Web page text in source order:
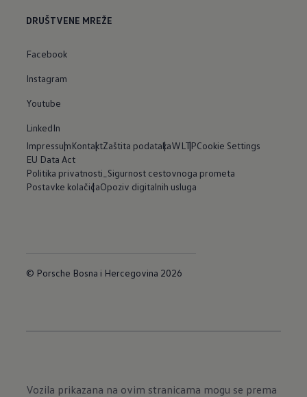
DRUŠTVENE MREŽE
Facebook
Instagram
Youtube
LinkedIn
ImpressumKontaktZaštita podatakaWLTPCookie Settings
EU Data Act
Politika privatnosti_Sigurnost cestovnoga prometa
Postavke kolačićaOpoziv digitalnih usluga
© Porsche Bosna i Hercegovina 2026
Vozila prikazana na ovim stranicama mogu se prema